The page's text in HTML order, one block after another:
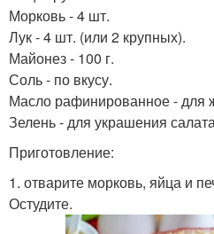
Морковь - 4 шт.
Лук - 4 шт. (или 2 крупных).
Майонез - 100 г.
Соль - по вкусу.
Масло рафинированное - для
Зелень - для украшения
Приготовление:
1. отварите морковь, яйца и
Остудите.